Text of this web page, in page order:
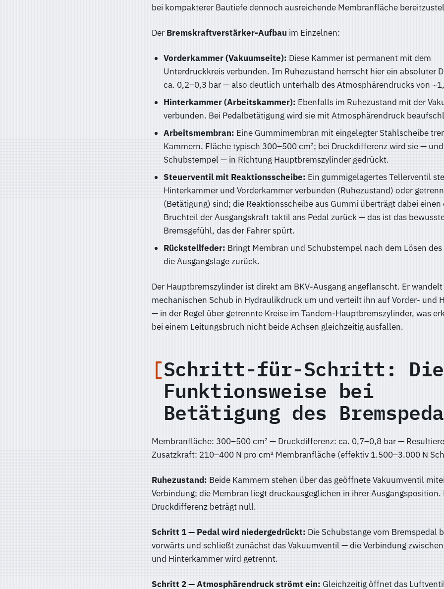
bei kompakterer Bautiefe dennoch ausreichende Membranfläche
Der Bremskraftverstärker-Aufbau im Einzelnen:
Vorderkammer (Vakuumseite): Diese Kammer ist permanent mit dem
Unterdruckkreis verbunden. Im Ruhezustand herrscht hier ein absoluter
ca. 0,2–0,3 bar — also deutlich unterhalb des Atmosphärendrucks von
Hinterkammer (Arbeitskammer): Ebenfalls im Ruhezustand mit der
verbunden. Bei Pedalbet­ätigung wird sie mit Atmosphärendruck
Arbeitsmembran: Eine Gummimembran mit eingelegter Stahlscheibe
Kammern. Fläche typisch 300–500 cm²; bei Druckdifferenz wird sie —
Schubstempel — in Richtung Hauptbremszylinder gedrückt.
Steuerventil mit Reaktionsscheibe: Ein gummigelagertes Tellerventil
Hinterkammer und Vorderkammer verbunden (Ruhezustand) oder
(Betätigung) sind; die Reaktionsscheibe aus Gummi überträgt dabei
Bruchteil der Ausgangskraft taktil ans Pedal zurück — das ist das
Bremsgefühl, das der Fahrer spürt.
Rückstellfeder: Bringt Membran und Schubstempel nach dem Lösen des
die Ausgangslage zurück.
Der Hauptbremszylinder ist direkt am BKV-Ausgang angeflanscht. Er wandelt
mechanischen Schub in Hydraulikdruck um und verteilt ihn auf Vorder- und
— in der Regel über getrennte Kreise im Tandem-Hauptbremszylinder, was
bei einem Leitungsbruch nicht beide Achsen gleichzeitig ausfallen.
Schritt-für-Schritt: Die
Funktionsweise bei
Betätigung des
Membranfläche: 300–500 cm² — Druckdifferenz: ca. 0,7–0,8 bar —
Zusatzkraft: 210–400 N pro cm² Membranfläche (effektiv 1.500–3.000 N
Ruhezustand: Beide Kammern stehen über das geöffnete Vakuumventil
Verbindung; die Membran liegt druckausgeglichen in ihrer Ausgangsposition.
Druckdifferenz beträgt null.
Schritt 1 — Pedal wird niedergedrückt: Die Schubstange vom Bremspedal
vorwärts und schließt zunächst das Vakuumventil — die Verbindung
und Hinterkammer wird getrennt.
Schritt 2 — Atmosphärendruck strömt ein: Gleichzeitig öffnet das